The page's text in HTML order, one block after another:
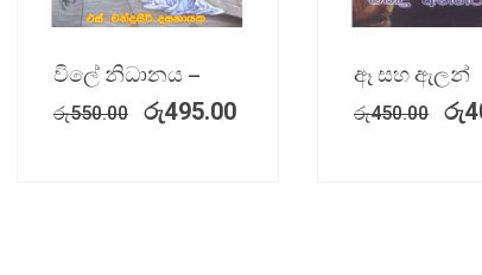
විලේ නිධානය –
රු550.00 රු495.00
ඈ සහ ඇලන්
රු450.00 රු